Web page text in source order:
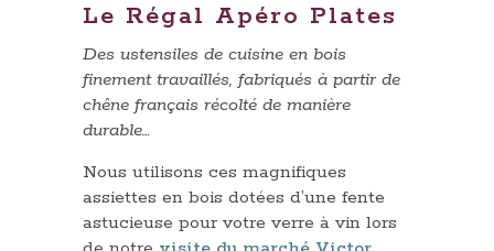
Le Régal Apéro Plates
Des ustensiles de cuisine en bois
finement travaillés, fabriqués à partir de
chêne français récolté de manière
durable…
Nous utilisons ces magnifiques
assiettes en bois dotées d’une fente
astucieuse pour votre verre à vin lors